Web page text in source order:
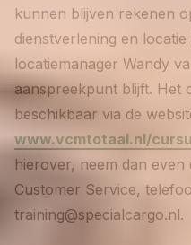
kunnen blijven rekenen
dienstverlening en
locatiemanager Wandy
aanspreekpunt blijft. Het
beschikbaar via de
www.vcmtotaal.nl/
hierover, neem dan
Customer Service,
training@specialcargo.nl.